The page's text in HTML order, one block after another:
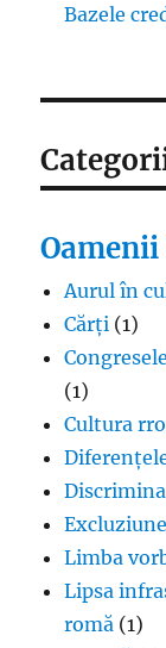
Bazele
Aurul în
Cărți (1)
(1)
Cultura
Limba
Lipsa
romă (1)